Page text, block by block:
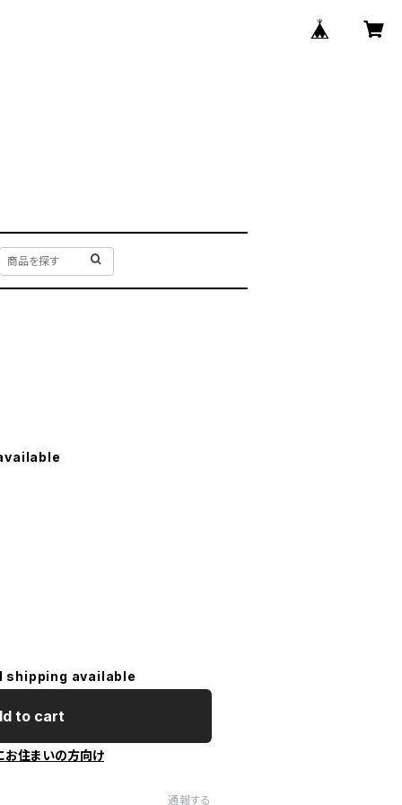
shipping available
to cart
お住まいの方向け
通報する